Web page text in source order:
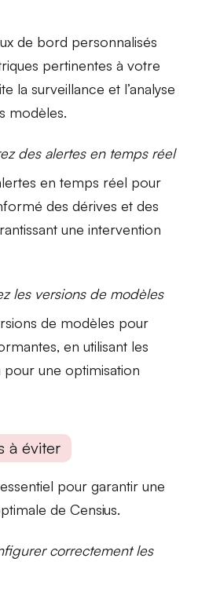
de bord personnalisés
pertinentes à votre
la surveillance et l’analyse
modèles.
des alertes en temps réel
en temps réel pour
des dérives et des
une intervention
les versions de modèles
de modèles pour
en utilisant les
une optimisation
à éviter
pour garantir une
deCensius.
correctement les